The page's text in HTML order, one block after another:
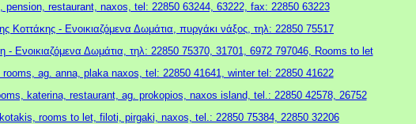
pension, restaurant, naxos, tel: 22850 63244, 63222, fax: 22850 63223
Κοττάκης - Ενοικιαζόμενα Δωμάτια, πυργάκι νάξος, τηλ: 22850 75517
- Ενοικιαζόμενα Δωμάτια, τηλ: 22850 75370, 31701, 6972 797046, Rooms to let
ag. anna, plaka naxos, tel: 22850 41641, winter tel: 22850 41622
katerina, restaurant, ag. prokopios, naxos island, tel.: 22850 42578, 26752
rooms to let, filoti, pirgaki, naxos, tel.: 22850 75384, 22850 32206